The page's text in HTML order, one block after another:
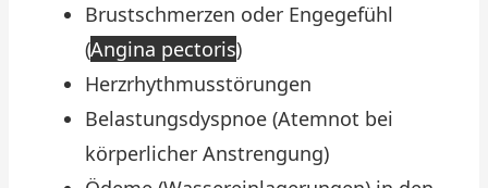
Brustschmerzen oder Engegefühl
(Angina pectoris)
Herzrhythmusstörungen
Belastungsdyspnoe (Atemnot bei
körperlicher Anstrengung)